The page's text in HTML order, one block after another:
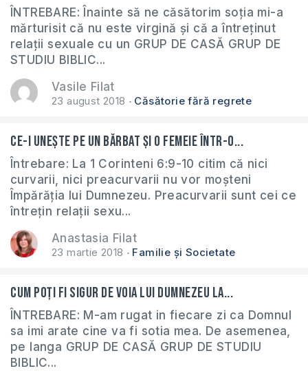
ÎNTREBARE: Înainte să ne căsătorim soția mi-a
mărturisit că nu este virgină și că a întreținut
relații sexuale cu un GRUP DE CASĂ GRUP DE
STUDIU BIBLIC...
Vasile Filat
23 august 2018 Căsătorie fără regrete
Ce-i unește pe un bărbat și o femeie într-o...
Întrebare: La 1 Corinteni 6:9-10 citim că nici
curvarii, nici preacurvarii nu vor moșteni
Împărăția lui Dumnezeu. Preacurvarii sunt cei ce
întrețin relații sexu...
Anastasia Filat
23 martie 2018 Familie și Societate
Cum poți fi sigur de voia lui Dumnezeu la...
ÎNTREBARE: M-am rugat in fiecare zi ca Domnul
sa imi arate cine va fi sotia mea. De asemenea,
pe langa GRUP DE CASĂ GRUP DE STUDIU
BIBLIC...